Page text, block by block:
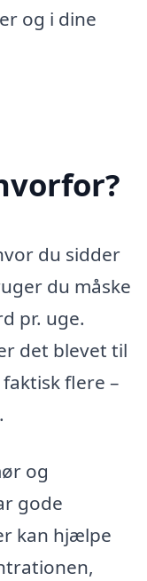
og i dine
du sidder
du måske
pr. uge.
det blevet til
flere –
og
gode
kan hjælpe